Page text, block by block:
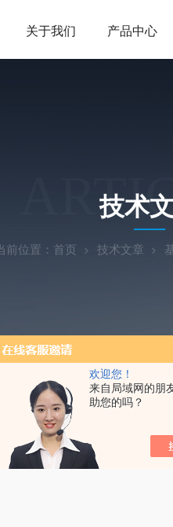
欢迎您！
来自局域网的朋
助您的吗？
关于我们 产品中心
技术
前位置： 首页 技术文章
型XRD衍射仪 岛津进口紫